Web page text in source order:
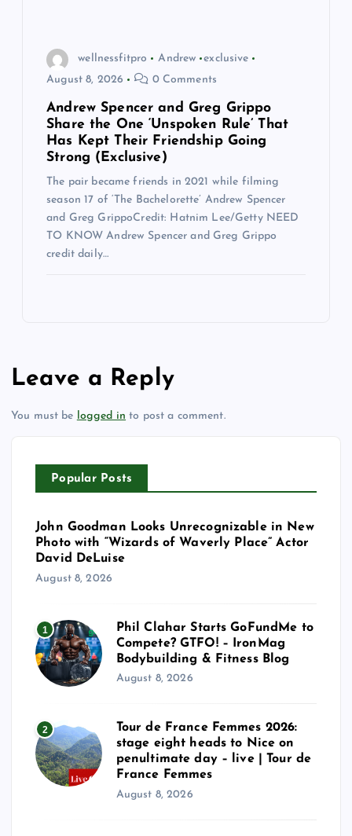
wellnessfitpro Andrew
exclusive
August 8, 2026
0 Comments
Andrew Spencer and Greg Grippo
Share the One ‘Unspoken Rule’ That
Has Kept Their Friendship Going
Strong (Exclusive)
The pair became friends in 2021 while filming
season 17 of ‘The Bachelorette’ Andrew Spencer
and Greg GrippoCredit: Hatnim Lee/Getty NEED
TO KNOW Andrew Spencer and Greg Grippo
credit daily…
Leave a Reply
You must be logged in to post a comment.
Popular Posts
John Goodman Looks Unrecognizable in New
Photo with “Wizards of Waverly Place” Actor
David DeLuise
August 8, 2026
1
Phil Clahar Starts GoFundMe to
Compete? GTFO! – IronMag
Bodybuilding & Fitness Blog
August 8, 2026
2
Tour de France Femmes 2026:
stage eight heads to Nice on
penultimate day – live | Tour de
France Femmes
August 8, 2026